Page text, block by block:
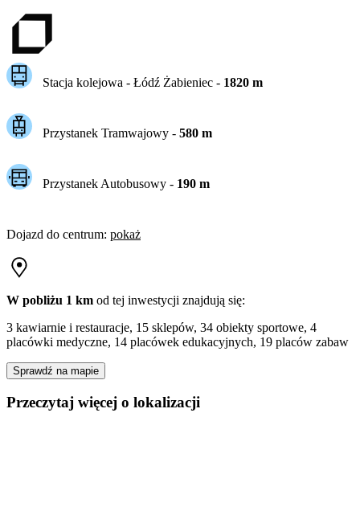
Stacja kolejowa - Łódź Żabieniec- 1820m
Przystanek Tramwajowy - 580m
Przystanek Autobusowy - 190m
Dojazd do centrum: pokaż
W pobliżu 1 km od tej inwestycji znajdują się:
3 kawiarnie i restauracje, 15 sklepów, 34 obiekty sportowe, 4
placówki medyczne, 14 placówek edukacyjnych, 19 placów zabaw
Sprawdź na mapie
Przeczytaj więcej o lokalizacji